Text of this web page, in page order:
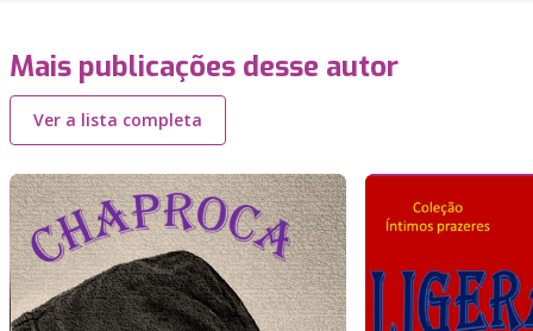
Mais publicações desse autor
Ver a lista completa